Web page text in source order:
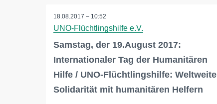
18.08.2017 – 10:52
UNO-Flüchtlingshilfe e.V.
Samstag, der 19.August 2017:
Internationaler Tag der Humanitären
Hilfe / UNO-Flüchtlingshilfe: Weltweite
Solidarität mit humanitären Helfern